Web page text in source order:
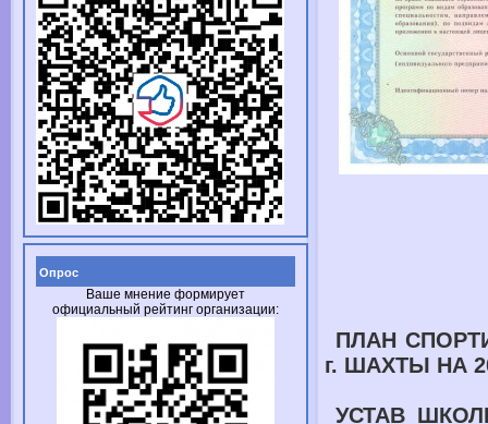
Опрос
Ваше мнение формирует
официальный рейтинг организации:
ПЛАН
г. ШАХТЫ НА
УСТАВ